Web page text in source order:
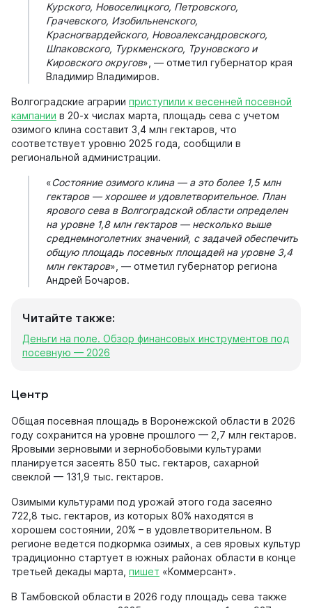
Курского, Новоселицкого, Петровского,
Грачевского, Изобильненского,
Красногвардейского, Новоалександровского,
Шпаковского, Туркменского, Труновского и
Кировского округов», — отметил губернатор края
Владимир Владимиров.
Волгоградские аграрии приступили к весенней посевной
кампании в 20-х числах марта, площадь сева с учетом
озимого клина составит 3,4 млн гектаров, что
соответствует уровню 2025 года, сообщили в
региональной администрации.
«Состояние озимого клина — а это более 1,5 млн
гектаров — хорошее и удовлетворительное. План
ярового сева в Волгоградской области определен
на уровне 1,8 млн гектаров — несколько выше
среднемноголетних значений, с задачей обеспечить
общую площадь посевных площадей на уровне 3,4
млн гектаров», — отметил губернатор региона
Андрей Бочаров.
Читайте также:
Деньги на поле. Обзор финансовых инструментов под
посевную — 2026
Центр
Общая посевная площадь в Воронежской области в 2026
году сохранится на уровне прошлого — 2,7 млн гектаров.
Яровыми зерновыми и зернобобовыми культурами
планируется засеять 850 тыс. гектаров, сахарной
свеклой — 131,9 тыс. гектаров.
Озимыми культурами под урожай этого года засеяно
722,8 тыс. гектаров, из которых 80% находятся в
хорошем состоянии, 20% – в удовлетворительном. В
регионе ведется подкормка озимых, а сев яровых культур
традиционно стартует в южных районах области в конце
третьей декады марта, пишет «Коммерсант».
В Тамбовской области в 2026 году площадь сева также